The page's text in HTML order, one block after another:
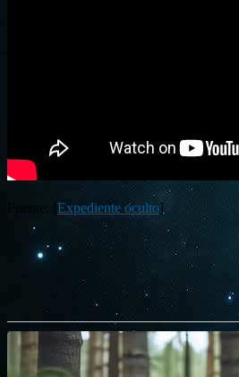
Fuente: [ Expediente oculto]